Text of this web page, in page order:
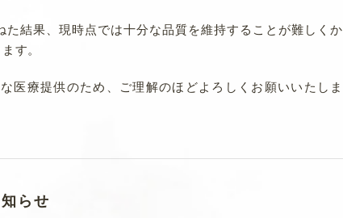
結果、現時点では十分な品質を維持することが難しくか
す。
医療提供のため、ご理解のほどよろしくお願いいたしま
らせ